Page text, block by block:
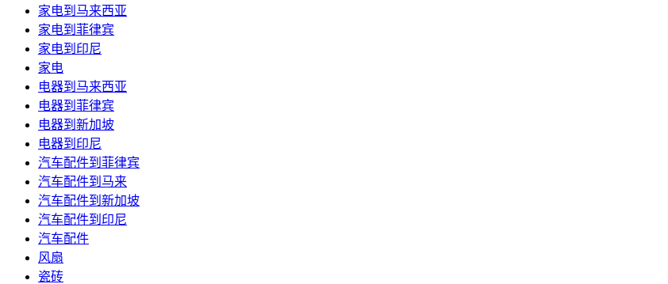
家电到马来西亚
家电到菲律宾
家电到印尼
家电
电器到马来西亚
电器到菲律宾
电器到新加坡
电器到印尼
汽车配件到菲律宾
汽车配件到马来
汽车配件到新加坡
汽车配件到印尼
汽车配件
风扇
瓷砖